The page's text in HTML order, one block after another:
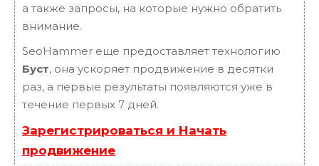
а также запросы, на которые нужно обратить
внимание.
SeoHammer еще предоставляет технологию
Буст, она ускоряет продвижение в десятки
раз, а первые результаты появляются уже в
течение первых 7 дней.
Зарегистрироваться и Начать
продвижение